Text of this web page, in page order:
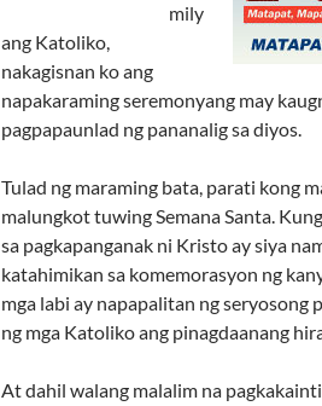
mily
ang Katoliko,
nakagisnan ko ang
napakaraming seremonyang may
pagpapaunlad ng pananalig sa diyos.
Tulad ng maraming bata, parati kong
malungkot tuwing Semana Santa.
sa pagkapanganak ni Kristo ay siya
katahimikan sa komemorasyon ng
mga labi ay napapalitan ng seryosong
ng mga Katoliko ang pinagdaanang
At dahil walang malalim na